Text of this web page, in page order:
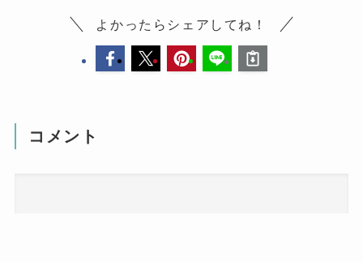
よかったらシェアしてね！
コメント